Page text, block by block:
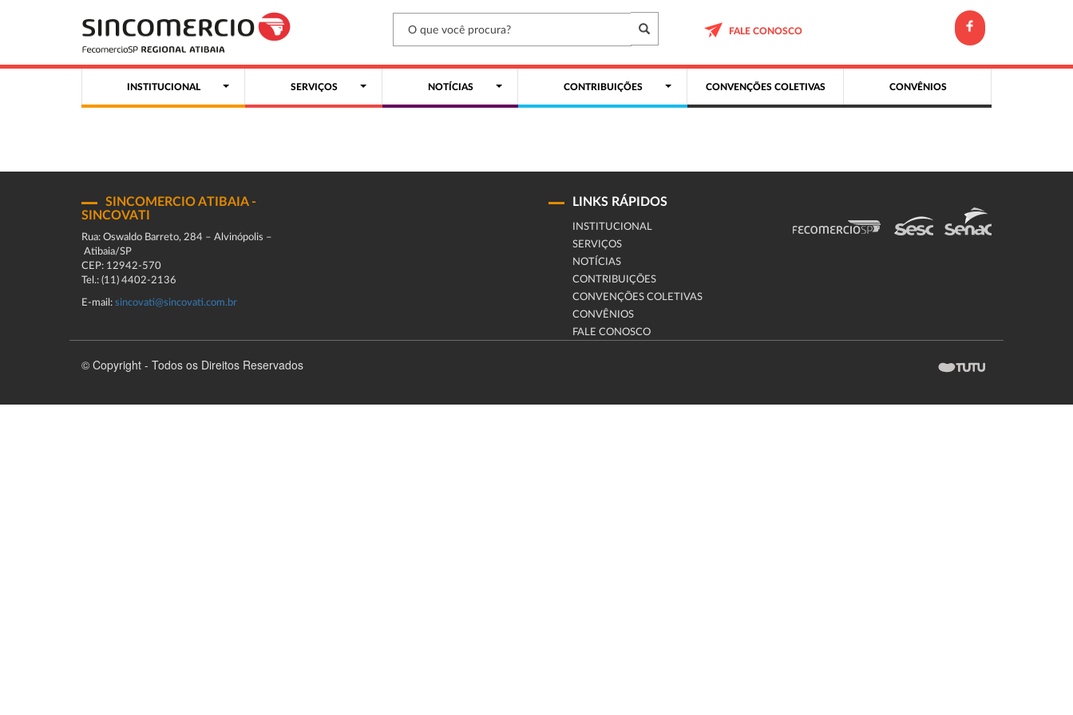
FALE CONOSCO
INSTITUCIONAL SERVIÇOS NOTÍCIAS CONTRIBUIÇÕES CONVENÇÕES COLETIVAS CONVÊNIOS
SINCOMERCIO ATIBAIA -
SINCOVATI
Rua: Oswaldo Barreto, 284 – Alvinópolis –
Atibaia/SP
CEP: 12942-570
Tel.: (11) 4402-2136
E-mail: sincovati@sincovati.com.br
LINKS RÁPIDOS
INSTITUCIONAL
SERVIÇOS
NOTÍCIAS
CONTRIBUIÇÕES
CONVENÇÕES COLETIVAS
CONVÊNIOS
FALE CONOSCO
© Copyright - Todos os Direitos Reservados